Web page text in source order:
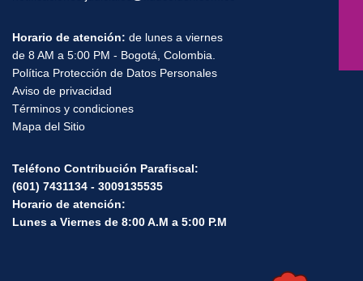
Horario de atención: de lunes a viernes
de 8 AM a 5:00 PM - Bogotá, Colombia.
Política Protección de Datos Personales
Aviso de privacidad
Términos y condiciones
Mapa del Sitio
Teléfono Contribución Parafiscal:
(601) 7431134 - 3009135535
Horario de atención:
Lunes a Viernes de 8:00 A.M a 5:00 P.M